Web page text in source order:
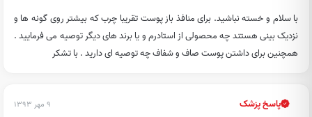
با سلام و خسته نباشید. برای منافذ باز پوست تقریبا چرب که بیشتر روی گونه ها و
نزدیک بینی هستند چه محصولی از استادرم و یا برند های دیگر توصیه می فرمایید .
همچنین برای داشتن پوست صاف و شفاف چه توصیه ای دارید . با تشکر
پاسخ پزشک ۹ مهر ۱۳۹۳